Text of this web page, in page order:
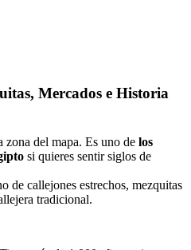
Mercados e Historia
del mapa. Es uno de los
si quieres sentir siglos de
de callejones estrechos, mezquitas
tradicional.